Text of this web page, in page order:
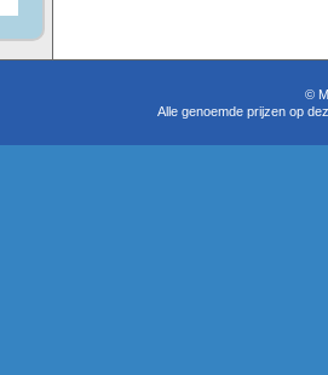
©
Alle genoemde prijzen op